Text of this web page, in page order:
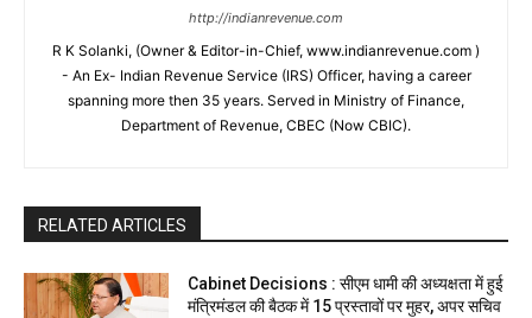
http://indianrevenue.com
R K Solanki, (Owner & Editor-in-Chief, www.indianrevenue.com )
- An Ex- Indian Revenue Service (IRS) Officer, having a career
spanning more then 35 years. Served in Ministry of Finance,
Department of Revenue, CBEC (Now CBIC).
RELATED ARTICLES
Cabinet Decisions : सीएम धामी की अध्यक्षता में हुई
मंत्रिमंडल की बैठक में 15 प्रस्तावों पर मुहर, अपर सचिव